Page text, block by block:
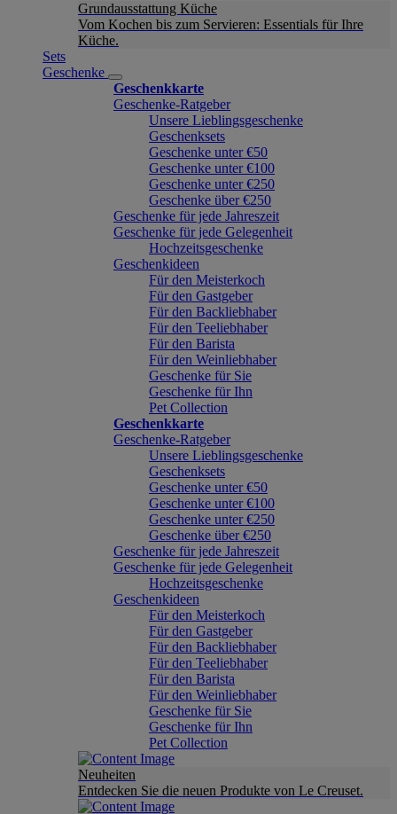
Grundausstattung Küche
Vom Kochen bis zum Servieren: Essentials für Ihre
Küche.
Sets
Geschenke
Geschenkkarte
Geschenke-Ratgeber
Unsere Lieblingsgeschenke
Geschenksets
Geschenke unter €50
Geschenke unter €100
Geschenke unter €250
Geschenke über €250
Geschenke für jede Jahreszeit
Geschenke für jede Gelegenheit
Hochzeitsgeschenke
Geschenkideen
Für den Meisterkoch
Für den Gastgeber
Für den Backliebhaber
Für den Teeliebhaber
Für den Barista
Für den Weinliebhaber
Geschenke für Sie
Geschenke für Ihn
Pet Collection
Geschenkkarte
Geschenke-Ratgeber
Unsere Lieblingsgeschenke
Geschenksets
Geschenke unter €50
Geschenke unter €100
Geschenke unter €250
Geschenke über €250
Geschenke für jede Jahreszeit
Geschenke für jede Gelegenheit
Hochzeitsgeschenke
Geschenkideen
Für den Meisterkoch
Für den Gastgeber
Für den Backliebhaber
Für den Teeliebhaber
Für den Barista
Für den Weinliebhaber
Geschenke für Sie
Geschenke für Ihn
Pet Collection
Neuheiten
Entdecken Sie die neuen Produkte von Le Creuset.